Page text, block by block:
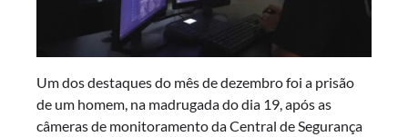
Um dos destaques do mês de dezembro foi a prisão
de um homem, na madrugada do dia 19, após as
câmeras de monitoramento da Central de Segurança